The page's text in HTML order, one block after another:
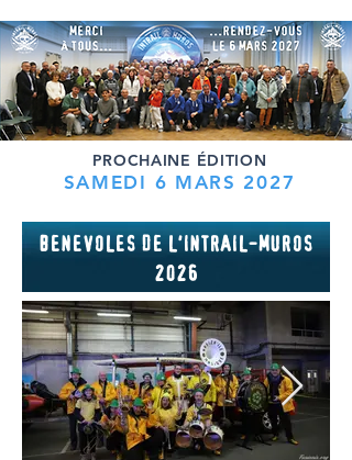
PROCHAINE ÉDITION
SAMEDI 6 MARS 2027
BENEVOLES DE L'INTRAIL-MUROS
2026